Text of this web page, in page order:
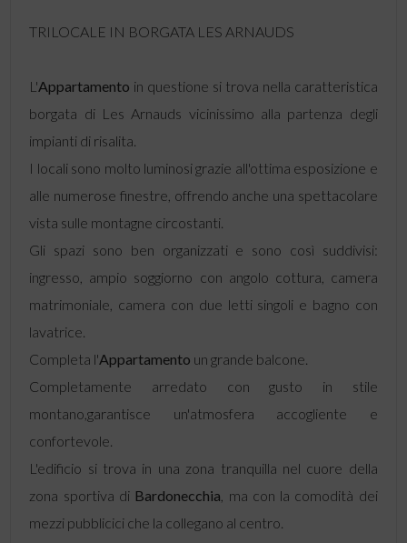
TRILOCALE IN BORGATA LES ARNAUDS
L'Appartamento in questione si trova nella caratteristica
borgata di Les Arnauds vicinissimo alla partenza degli
impianti di risalita.
I locali sono molto luminosi grazie all'ottima esposizione e
alle numerose finestre, offrendo anche una spettacolare
vista sulle montagne circostanti.
Gli spazi sono ben organizzati e sono così suddivisi:
ingresso, ampio soggiorno con angolo cottura, camera
matrimoniale, camera con due letti singoli e bagno con
lavatrice.
Completa l'Appartamento un grande balcone.
Completamente arredato con gusto in stile
montano,garantisce un'atmosfera accogliente e
confortevole.
L'edificio si trova in una zona tranquilla nel cuore della
zona sportiva di Bardonecchia , ma con la comodità dei
mezzi pubblicici che la collegano al centro.